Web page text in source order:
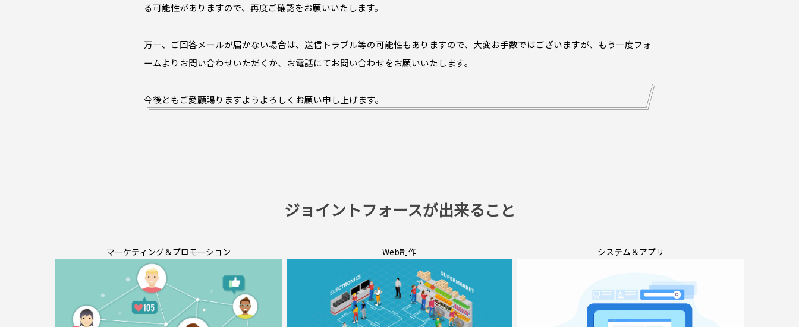
る可能性がありますので、再度ご確認をお願いいたします。
万一、ご回答メールが届かない場合は、送信トラブル等の可能性もありますので、大変お手数ではございますが、もう一度フォ
ームよりお問い合わせいただくか、お電話にてお問い合わせをお願いいたします。
今後ともご愛顧賜りますようよろしくお願い申し上げます。
ジョイントフォースが出来ること
マーケティング＆プロモーション Web制作 システム＆アプリ